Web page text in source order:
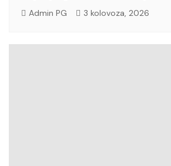
Admin PG 3 kolovoza, 2026